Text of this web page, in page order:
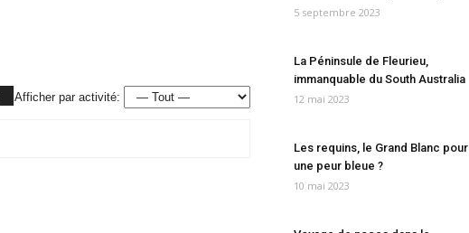
Afficher par activité:
5 septembre 2023
La Péninsule de Fleurieu,
immanquable du South Australia
12 mai 2023
Les requins, le Grand Blanc pour
une peur bleue ?
10 mai 2023